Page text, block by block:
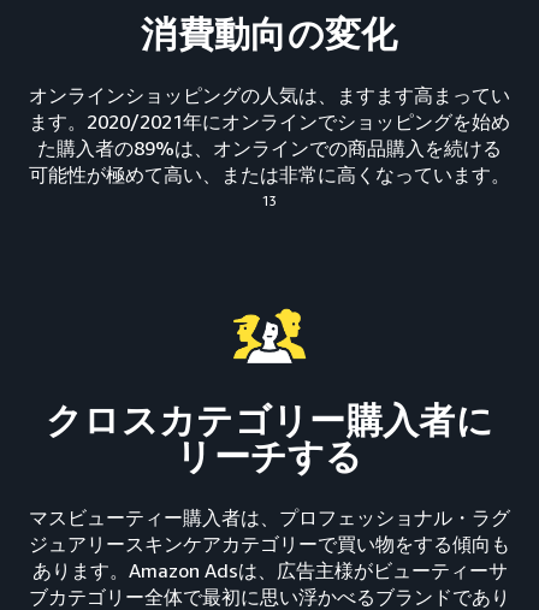
消費動向の変化
オンラインショッピングの人気は、ますます高まってい
ます。2020/2021年にオンラインでショッピングを始め
た購入者の89%は、オンラインでの商品購入を続ける
可能性が極めて高い、または非常に高くなっています。
13
クロスカテゴリー購入者に
リーチする
マスビューティー購入者は、プロフェッショナル・ラグ
ジュアリースキンケアカテゴリーで買い物をする傾向も
あります。Amazon Adsは、広告主様がビューティーサ
ブカテゴリー全体で最初に思い浮かべるブランドであり